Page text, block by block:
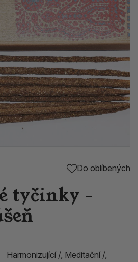
Do oblíbených
tyčinky -
Harmonizující /, Meditační /,